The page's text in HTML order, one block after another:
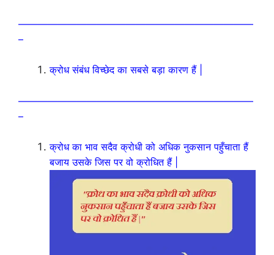
————————————————————————
–
क्रोध संबंध विच्छेद का सबसे बड़ा कारण हैं |
————————————————————————
–
क्रोध का भाव सदैव क्रोधी को अधिक नुकसान पहुँचाता हैं
बजाय उसके जिस पर वो क्रोधित हैं |